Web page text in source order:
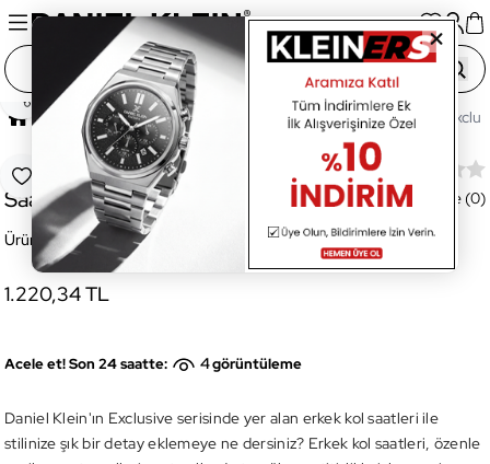
Ana Sayfa Saatler Erkek Saat DKE.1.10060.2
Favoriye Ekle
Paylaş
DKE.1.10060.2 Exclusive Erkek Kol
Saati
Ürün Kodu:DKE.1.10060.2
Değerlendirme (0)
1.220,34 TL
Acele et! Son 24 saatte: 4görüntüleme
Daniel Klein'ın Exclusive serisinde yer alan erkek kol saatleri ile
stilinize şık bir detay eklemeye ne dersiniz? Erkek kol saatleri, özenle